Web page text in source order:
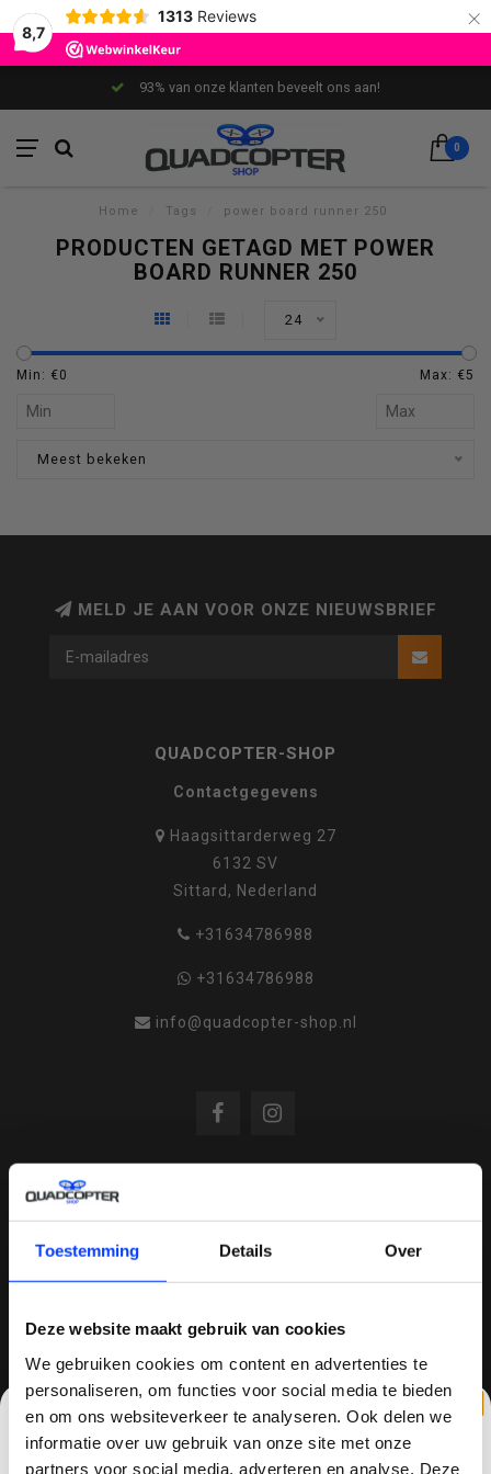
Toestemming Details Over
Deze website maakt gebruik van cookies
We gebruiken cookies om content en advertenties te
personaliseren, om functies voor social media te bieden
en om ons websiteverkeer te analyseren. Ook delen we
informatie over uw gebruik van onze site met onze
partners voor social media, adverteren en analyse. Deze
8,7
1313 Reviews ×
93% van onze klanten beveelt ons aan!
0
Home Tags power board runner 250
PRODUCTEN GETAGD MET POWER
BOARD RUNNER 250
24
Min: €0 Max: €5
Meest bekeken
MELD JE AAN VOOR ONZE NIEUWSBRIEF
QUADCOPTER-SHOP
Contactgegevens
Haagsittarderweg 27
6132 SV
Sittard, Nederland
+31634786988
+31634786988
info@quadcopter-shop.nl
QUADCOPTER-SHOP.NL
Sinds 2014 is quadcopter-shop een bekende
speler op het gebied van drones, quadcopters,